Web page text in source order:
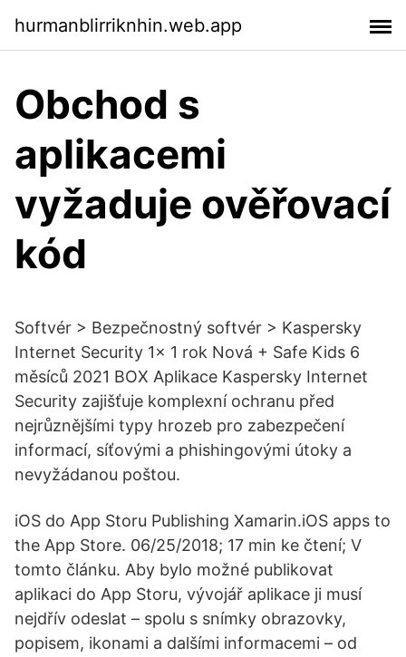
hurmanblirriknhin.web.app
Obchod s
aplikacemi
vyžaduje ověřovací
kód
Softvér > Bezpečnostný softvér > Kaspersky
Internet Security 1x 1 rok Nová + Safe Kids 6
měsíců 2021 BOX Aplikace Kaspersky Internet
Security zajišťuje komplexní ochranu před
nejrůznějšími typy hrozeb pro zabezpečení
informací, síťovými a phishingovými útoky a
nevyžádanou poštou.
iOS do App Storu Publishing Xamarin.iOS apps to
the App Store. 06/25/2018; 17 min ke čtení; V
tomto článku. Aby bylo možné publikovat
aplikaci do App Storu, vývojář aplikace ji musí
nejdřív odeslat – spolu s snímky obrazovky,
popisem, ikonami a dalšími informacemi – od